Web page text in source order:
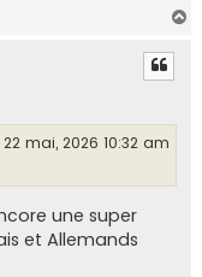
mai, 2026 10:32 am
une super
et Allemands